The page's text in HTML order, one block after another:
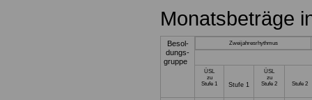
Monatsbeträge
Besol-
dungs-
gruppe
Zweijahresrhythmus
ÜSL
zu
Stufe 1
Stufe 1
ÜSL
zu
Stufe 2
Stufe 2